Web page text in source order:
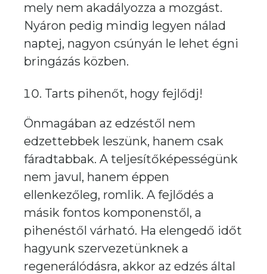
mely nem akadályozza a mozgást.
Nyáron pedig mindig legyen nálad
naptej, nagyon csúnyán le lehet égni
bringázás közben.
Tarts pihenőt, hogy fejlődj!
Önmagában az edzéstől nem
edzettebbek leszünk, hanem csak
fáradtabbak. A teljesítőképességünk
nem javul, hanem éppen
ellenkezőleg, romlik. A fejlődés a
másik fontos komponenstől, a
pihenéstől várható. Ha elengedő időt
hagyunk szervezetünknek a
regenerálódásra, akkor az edzés által